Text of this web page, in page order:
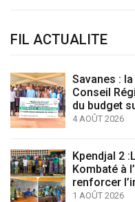
FIL ACTUALITE
Savanes :
Conseil
du budget
4 AOÛT 2026
Kpendjal 2
Kombaté à
renforcer
1 AOÛT 2026